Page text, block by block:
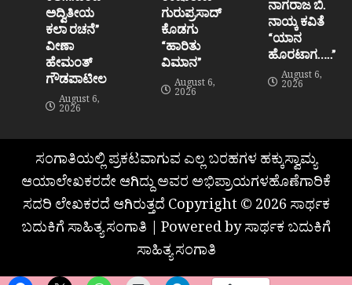
ಅದ್ವಿತೀಯ
ಕಲಾ ರಚನೆ”‌
ವೀಣಾ
ಹೇಮಂತ್‌
ಗೌಡಪಾಟೀಲ
August 6,
2026
ಗುರುಪ್ರಸಾದ್
ಕೊಡಗು
“ಹಾರಿತು
ವಿಮಾನ”
August 6,
2026
ನಾಗರಾಜ ಬಿ.
ನಾಯ್ಕ ಕವಿತೆ
“ಯಾನ
ಹೊರಟಾಗ…..”
August 6,
2026
ಸಂಗಾತಿಯಲ್ಲಿ ಪ್ರಕಟವಾಗುವ ಎಲ್ಲ ಬರಹಗಳ ಹಕ್ಕುಸ್ವಾಮ್ಯ
ಆಯಾಲೇಖಕರದೇ ಆಗಿದ್ದು ಅವರ ಅಭಿಪ್ರಾಯಗಳಹೊಣೆಗಾರಿಕೆ
ಸದರಿ ಲೇಖಕರದೆ ಆಗಿರುತ್ತದೆ Copyright © 2026 ಸಾರ್ಥಕ
ಬದುಕಿಗೆ ಸಾಹಿತ್ಯ ಸಂಗಾತಿ | Powered by ಸಾರ್ಥಕ ಬದುಕಿಗೆ
ಸಾಹಿತ್ಯ ಸಂಗಾತಿ